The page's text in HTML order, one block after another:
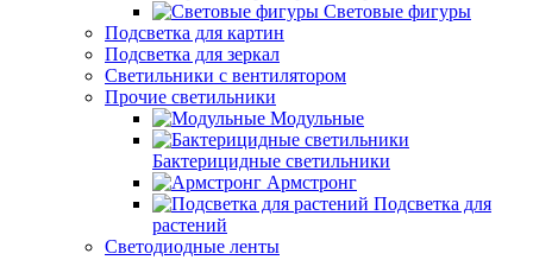
Световые фигуры
Подсветка для картин
Подсветка для зеркал
Светильники с вентилятором
Прочие светильники
Модульные
Бактерицидные светильники
Армстронг
Подсветка для
растений
Светодиодные ленты